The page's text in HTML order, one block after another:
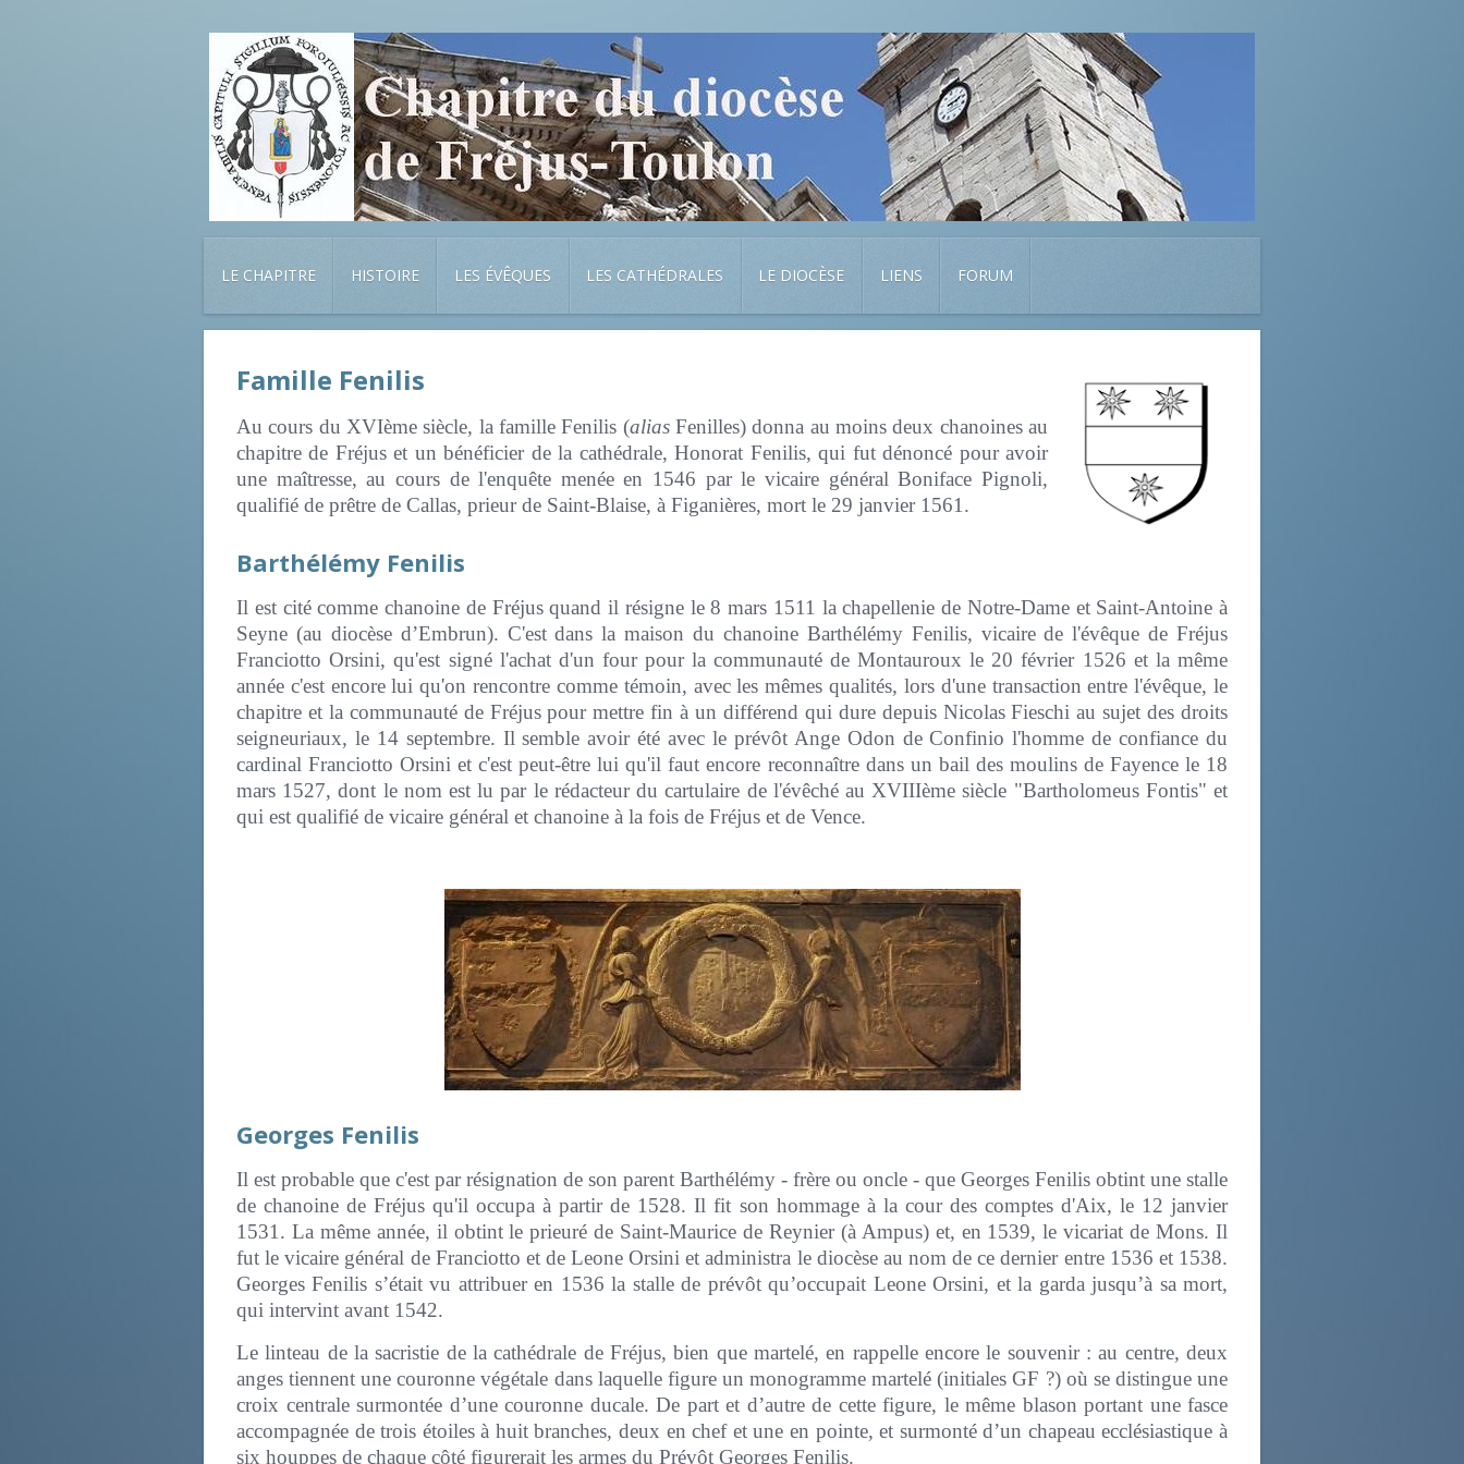
LE CHAPITRE HISTOIRE LES ÉVÊQUES LES CATHÉDRALES LE DIOCÈSE LIENS FORUM
Famille Fenilis
Au cours du XVIème siècle, la famille Fenilis (aliasFenilles) donna au moins deux chanoines au
chapitre de Fréjus et un bénéficier de la cathédrale, Honorat Fenilis, qui fut dénoncé pour avoir
une maîtresse, au cours de l'enquête menée en 1546 par le vicaire général Boniface Pignoli,
qualifié de prêtre de Callas, prieur de Saint-Blaise, à Figanières, mort le 29 janvier 1561.
Barthélémy Fenilis
Il est cité comme chanoine de Fréjus quand il résigne le 8 mars 1511 la chapellenie de Notre-Dame et Saint-Antoine à
Seyne (au diocèse d’Embrun). C'est dans la maison du chanoine Barthélémy Fenilis, vicaire de l'évêque de Fréjus
Franciotto Orsini, qu'est signé l'achat d'un four pour la communauté de Montauroux le 20 février 1526 et la même
année c'est encore lui qu'on rencontre comme témoin, avec les mêmes qualités, lors d'une transaction entre l'évêque, le
chapitre et la communauté de Fréjus pour mettre fin à un différend qui dure depuis Nicolas Fieschi au sujet des droits
seigneuriaux, le 14 septembre. Il semble avoir été avec le prévôt Ange Odon de Confinio l'homme de confiance du
cardinal Franciotto Orsini et c'est peut-être lui qu'il faut encore reconnaître dans un bail des moulins de Fayence le 18
mars 1527, dont le nom est lu par le rédacteur du cartulaire de l'évêché au XVIIIème siècle "Bartholomeus Fontis" et
qui est qualifié de vicaire général et chanoine à la fois de Fréjus et de Vence.
Georges Fenilis
Il est probable que c'est par résignation de son parent Barthélémy - frère ou oncle - que Georges Fenilis obtint une stalle
de chanoine de Fréjus qu'il occupa à partir de 1528. Il fit son hommage à la cour des comptes d'Aix, le 12 janvier
1531. La même année, il obtint le prieuré de Saint-Maurice de Reynier (à Ampus) et, en 1539, le vicariat de Mons. Il
fut le vicaire général de Franciotto et de Leone Orsini et administra le diocèse au nom de ce dernier entre 1536 et 1538.
Georges Fenilis s’était vu attribuer en 1536 la stalle de prévôt qu’occupait Leone Orsini, et la garda jusqu’à sa mort,
qui intervint avant 1542.
Le linteau de la sacristie de la cathédrale de Fréjus, bien que martelé, en rappelle encore le souvenir : au centre, deux
anges tiennent une couronne végétale dans laquelle figure un monogramme martelé (initiales GF ?) où se distingue une
croix centrale surmontée d’une couronne ducale. De part et d’autre de cette figure, le même blason portant une fasce
accompagnée de trois étoiles à huit branches, deux en chef et une en pointe, et surmonté d’un chapeau ecclésiastique à
six houppes de chaque côté figurerait les armes du Prévôt Georges Fenilis.